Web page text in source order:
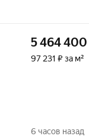
5 464 400
97 231 ₽ за м²
6 часов назад